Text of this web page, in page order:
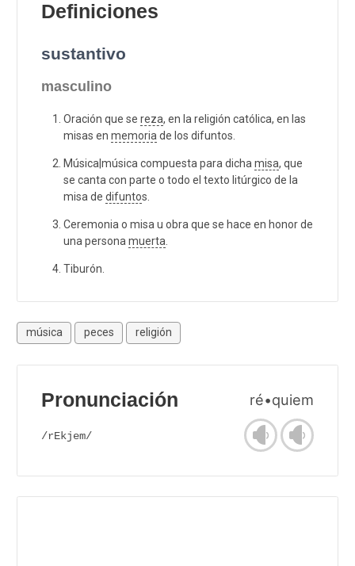
Definiciones
sustantivo
masculino
Oración que se reza, en la religión católica, en las
misas en memoria de los difuntos.
Música|música compuesta para dicha misa, que
se canta con parte o todo el texto litúrgico de la
misa de difuntos.
Ceremonia o misa u obra que se hace en honor de
una persona muerta
Tiburón.
música peces religión
Pronunciación ré•quiem
/rEkjem/